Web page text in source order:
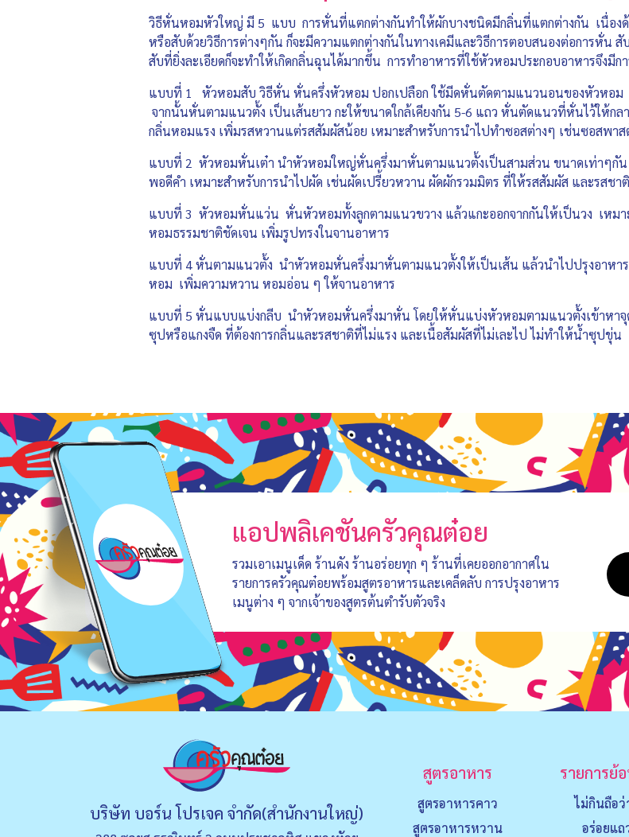
วิธีหั่นหอมหัวใหญ่ มี 5 แบบ การหั่นที่แตกต่างกันทำให้ผักบางชนิดมีกลิ่นที่แตกต่างกัน เนื่องด้
หรือสับด้วยวิธีการต่างๆกัน ก็จะมีความแตกต่างกันในทางเคมีและวิธีการตอบสนองต่อการหั่น
สับที่ยิ่งละเอียดก็จะทำให้เกิดกลิ่นฉุนได้มากขึ้น การทำอาหารที่ใช้หัวหอมประกอบอาหารจึงมี
แบบที่ 1 หัวหอมสับ วิธีหั่น หั่นครึ่งหัวหอม ปอกเปลือก ใช้มีดหั่นตัดตามแนวนอนของหัวหอม
จากนั้นหั่นตามแนวตั้ง เป็นเส้นยาว กะให้ขนาดใกล้เคียงกัน 5-6 แถว หั่นตัดแนวที่หั่นไว้ให้กล
กลิ่นหอมแรง เพิ่มรสหวานแต่รสสัมผัสน้อย เหมาะสำหรับการนำไปทำซอสต่างๆ เช่นซอสพาส
แบบที่ 2 หัวหอมหั่นเต๋า นำหัวหอมใหญ่หั่นครึ่งมาหั่นตามแนวตั้งเป็นสามส่วน ขนาดเท่าๆกั
พอดีคำ เหมาะสำหรับการนำไปผัด เช่นผัดเปรี้ยวหวาน ผัดผักรวมมิตร ที่ให้รสสัมผัส และรสช
แบบที่ 3 หัวหอมหั่นแว่น หั่นหัวหอมทั้งลูกตามแนวขวาง แล้วแกะออกจากกันให้เป็นวง เหม
หอมธรรมชาติชัดเจน เพิ่มรูปทรงในจานอาหาร
แบบที่ 4 หั่นตามแนวตั้ง นำหัวหอมหั่นครึ่งมาหั่นตามแนวตั้งให้เป็นเส้น แล้วนำไปปรุงอาห
หอม เพิ่มความหวาน หอมอ่อน ๆ ให้จานอาหาร
แบบที่ 5 หั่นแบบแบ่งกลีบ นำหัวหอมหั่นครึ่งมาหั่น โดยให้หั่นแบ่งหัวหอมตามแนวตั้งเข้าหาจุ
ซุปหรือแกงจืด ที่ต้องการกลิ่นและรสชาติที่ไม่แรง และเนื้อสัมผัสที่ไม่เละไป ไม่ทำให้น้ำซุปขุ่น
แอปพลิเคชันครัวคุณต๋อย
รวมเอาเมนูเด็ด ร้านดัง ร้านอร่อยทุก ๆ ร้านที่เคยออกอากาศใน
รายการครัวคุณต๋อยพร้อมสูตรอาหารและเคล็ดลับ การปรุงอาหาร
เมนูต่าง ๆ จากเจ้าของสูตรต้นตำรับตัวจริง
บริษัท บอร์น โปรเจค จำกัด(สำนักงานใหญ่)
สูตรอาหาร
สูตรอาหารคาว
สูตรอาหารหวาน
รายการย้
ไม่กินถือว่
อร่อยแถ